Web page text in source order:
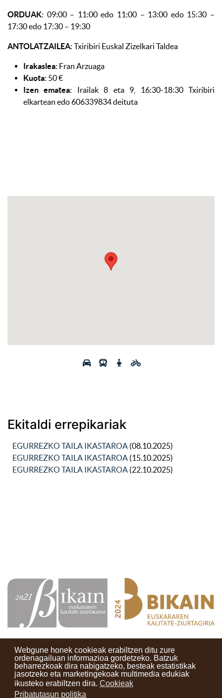
Webgune honek cookieak erabiltzen ditu zure
ordenagailuan informazioa gordetzeko. Batzuk
beharrezkoak dira nabigatzeko, besteak estatistikak
jasotzeko eta marketingekoak multimedia edukiak
ikusteko erabiltzen dira. Cookieak
Pribatutasun politika
ORDUAK: 09:00 – 11:00 edo 11:00 – 13:00 edo 15:30 –
17:30 edo 17:30 – 19:30
ANTOLATZAILEA: Txiribiri Euskal Zizelkari Taldea
Irakaslea: Fran Arzuaga
Kuota: 50 €
Izen ematea: Irailak 8 eta 9, 16:30-18:30 Txiribiri
elkartean edo 606339834 deituta
Ekitaldi errepikariak
EGURREZKO TAILA IKASTAROA (08.10.2025)
EGURREZKO TAILA IKASTAROA (15.10.2025)
EGURREZKO TAILA IKASTAROA (22.10.2025)
Kontaktuak Erabilera baldintzak Lege oharra
Berriak
Zure iritzia